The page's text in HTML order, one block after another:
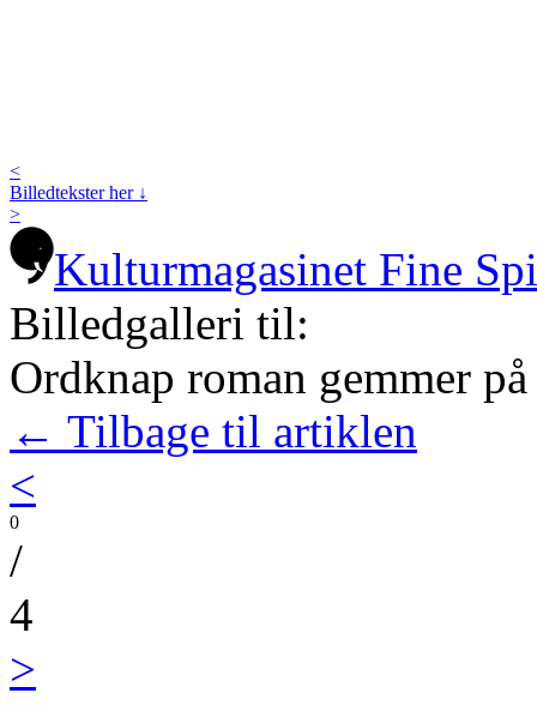
<
Billedtekster her ↓
>
Kulturmagasinet Fine
Billedgalleri til:
Ordknap roman gemmer
← Tilbage til artiklen
<
0
/
4
>